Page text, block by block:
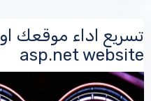
asp.net website